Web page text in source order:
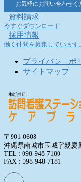
イ
ブ
お気軽にお問い合わせく
資料請求
今すぐダウンロード
採用情報
働く仲間を募集しています。
プライバシーポ
サイトマップ
〒901-0608
沖縄県南城市玉城字親慶
TEL : 098-948-7180
FAX : 098-948-7181